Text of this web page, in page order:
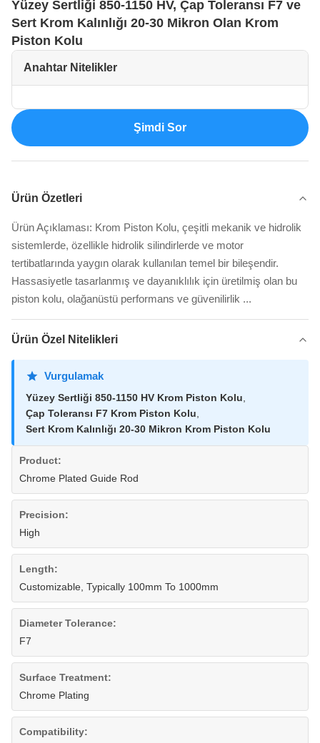
Yüzey Sertliği 850-1150 HV, Çap Toleransı F7 ve
Sert Krom Kalınlığı 20-30 Mikron Olan Krom
Piston Kolu
Anahtar Nitelikler
Şimdi Sor
Ürün Özetleri
Ürün Açıklaması: Krom Piston Kolu, çeşitli mekanik ve hidrolik
sistemlerde, özellikle hidrolik silindirlerde ve motor
tertibatlarında yaygın olarak kullanılan temel bir bileşendir.
Hassasiyetle tasarlanmış ve dayanıklılık için üretilmiş olan bu
piston kolu, olağanüstü performans ve güvenilirlik ...
Ürün Özel Nitelikleri
Vurgulamak
Yüzey Sertliği 850-1150 HV Krom Piston Kolu
Çap Toleransı F7 Krom Piston Kolu
Sert Krom Kalınlığı 20-30 Mikron Krom Piston Kolu
Product:
Chrome Plated Guide Rod
Precision:
High
Length:
Customizable, Typically 100mm To 1000mm
Diameter Tolerance:
F7
Surface Treatment:
Chrome Plating
Compatibility: